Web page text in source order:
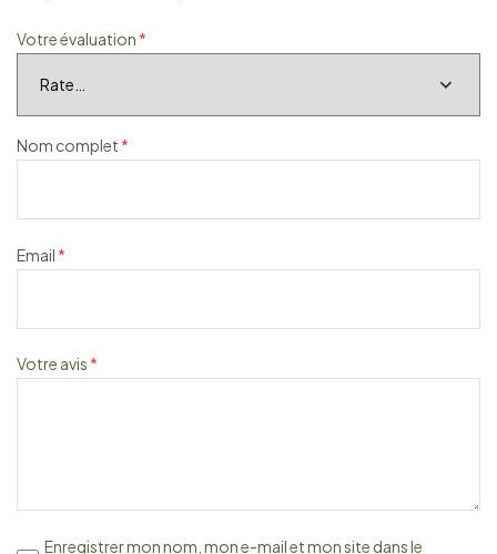
Votre évaluation *
Votre avis *
Nom complet *
Email *
Enregistrer mon nom, mon e-mail et mon site dans le